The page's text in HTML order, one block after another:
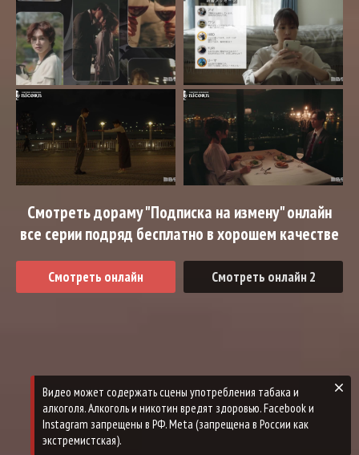
Смотреть дораму "Подписка на измену" онлайн
все серии подряд бесплатно в хорошем качестве
Смотреть онлайн Смотреть онлайн 2